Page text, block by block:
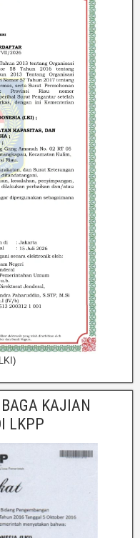
KAJIAN
LKPP